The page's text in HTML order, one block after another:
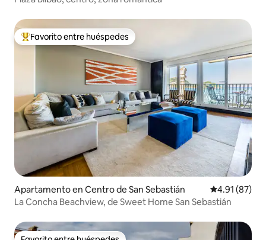
Favorito entre huéspedes preferido
Favorito entre huéspedes
Apartamento en Centro de San Sebastián Calificación
4.91 (87)
La Concha Beachview, de Sweet Home San Sebastián